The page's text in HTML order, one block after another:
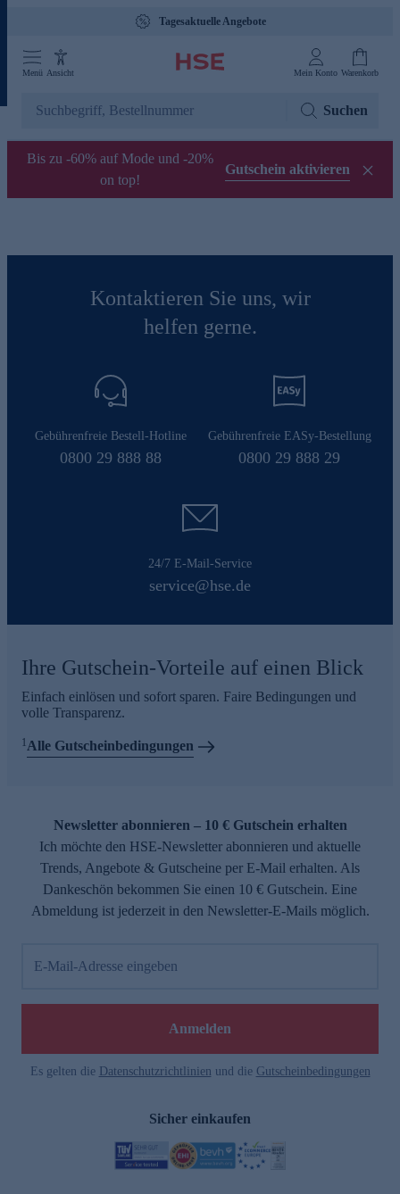
Tagesaktuelle Angebote
Menü Ansicht Mein Konto Warenkorb
Suchen
Bis zu -60% auf Mode und -20%
on top!
Gutschein aktivieren
Kontaktieren Sie uns, wir
helfen gerne.
Gebührenfreie Bestell-Hotline
0800 29 888 88
Gebührenfreie EASy-Bestellung
0800 29 888 29
24/7 E-Mail-Service
service@hse.de
Ihre Gutschein-Vorteile auf einen Blick
Einfach einlösen und sofort sparen. Faire Bedingungen und
volle Transparenz.
1Alle Gutscheinbedingungen
Newsletter abonnieren – 10 € Gutschein erhalten
Ich möchte den HSE-Newsletter abonnieren und aktuelle
Trends, Angebote & Gutscheine per E-Mail erhalten. Als
Dankeschön bekommen Sie einen 10 € Gutschein. Eine
Abmeldung ist jederzeit in den Newsletter-E-Mails möglich.
E-Mail-Adresse eingeben
Anmelden
Es gelten die Datenschutzrichtlinien und die Gutscheinbedingungen
Sicher einkaufen